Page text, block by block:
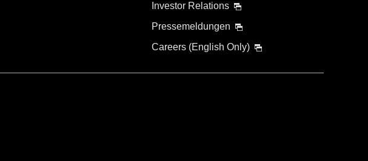
Investor Relations
Pressemeldungen
Careers (English Only)